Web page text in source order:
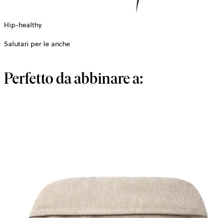
Hip-healthy
Salutari per le anche
Perfetto da abbinare a: